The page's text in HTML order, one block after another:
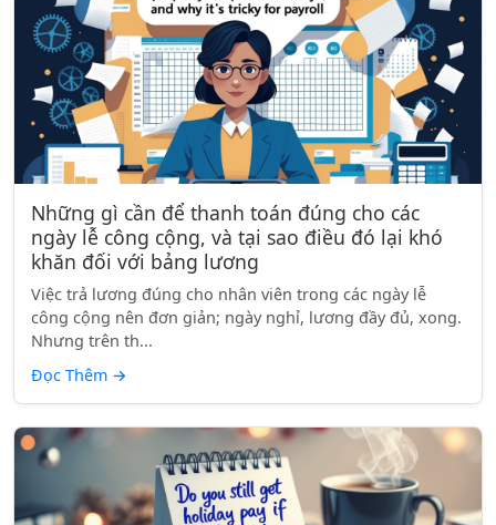
Những gì cần để thanh toán đúng cho các
ngày lễ công cộng, và tại sao điều đó lại khó
khăn đối với bảng lương
Việc trả lương đúng cho nhân viên trong các ngày lễ
công cộng nên đơn giản; ngày nghỉ, lương đầy đủ, xong.
Nhưng trên th...
Đọc Thêm →